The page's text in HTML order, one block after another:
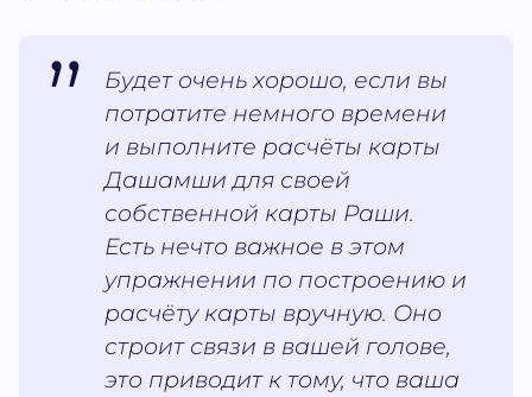
Будет очень хорошо, если вы
потратите немного времени
и выполните расчёты карты
Дашамши для своей
собственной карты Раши.
Есть нечто важное в этом
упражнении по построению и
расчёту карты вручную. Оно
строит связи в вашей голове,
это приводит к тому, что ваша